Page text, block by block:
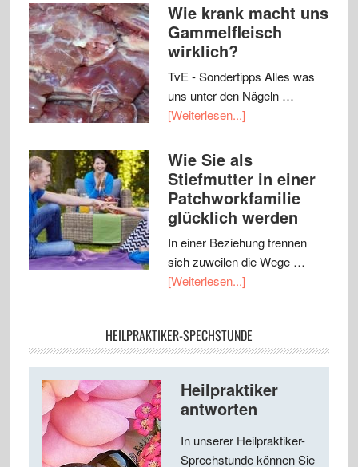
Wie krank macht uns
Gammelfleisch
wirklich?
TvE - Sondertipps Alles was
uns unter den Nägeln …
[Weiterlesen...]
Wie Sie als
Stiefmutter in einer
Patchworkfamilie
glücklich werden
In einer Beziehung trennen
sich zuweilen die Wege …
[Weiterlesen...]
HEILPRAKTIKER-SPECHSTUNDE
Heilpraktiker
antworten
In unserer Heilpraktiker-
Sprechstunde können Sie